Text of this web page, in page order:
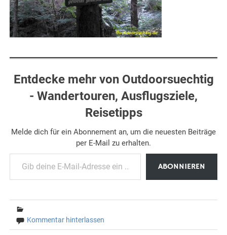
Entdecke mehr von Outdoorsuechtig
- Wandertouren, Ausflugsziele,
Reisetipps
Melde dich für ein Abonnement an, um die neuesten Beiträge
per E-Mail zu erhalten.
Gib deine E-Mail-Adresse ein ...
ABONNIEREN
Kommentar hinterlassen